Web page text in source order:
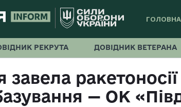
ГОЛОВНА
РЕКРУТА ДОВІДНИК ВЕТЕРАНА
завела
— ОК